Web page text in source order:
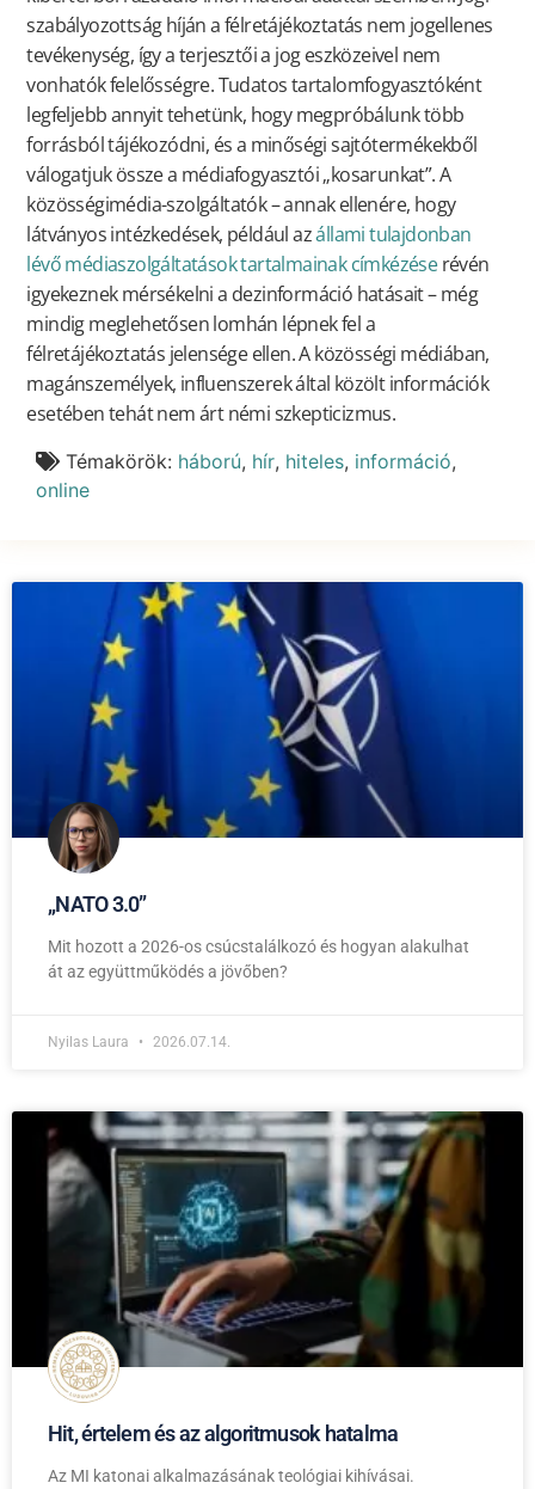
,,NATO 3.0”
Mit hozott a 2026-os csúcstalálkozó és hogyan alakulhat
át az együttműködés a jövőben?
Nyilas Laura 2026.07.14.
Hit, értelem és az algoritmusok hatalma
Az MI katonai alkalmazásának teológiai kihívásai.
szabályozottság híján a félretájékoztatás nem jogellenes
tevékenység, így a terjesztői a jog eszközeivel nem
vonhatók felelősségre. Tudatos tartalomfogyasztóként
legfeljebb annyit tehetünk, hogy megpróbálunk több
forrásból tájékozódni, és a minőségi sajtótermékekből
válogatjuk össze a médiafogyasztói „kosarunkat”. A
közösségimédia-szolgáltatók – annak ellenére, hogy
látványos intézkedések, például azállami tulajdonban
lévő médiaszolgáltatások tartalmainak címkézéserévén
igyekeznek mérsékelni a dezinformáció hatásait – még
mindig meglehetősen lomhán lépnek fel a
félretájékoztatás jelensége ellen. A közösségi médiában,
magánszemélyek, influenszerek által közölt információk
esetében tehát nem árt némi szkepticizmus.
Témakörök: háború, hír, hiteles, információ,
online